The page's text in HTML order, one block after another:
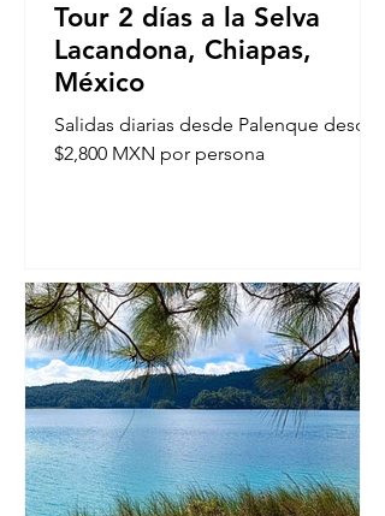
Tour 2 días a la Selva
Lacandona, Chiapas,
México
Salidas diarias desde Palenque desde
$2,800 MXN por persona